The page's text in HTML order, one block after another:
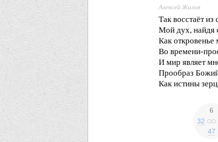
Алексей Жилов
Так восстаёт
Мой дух, найдя
Как откровенье
Во времени-
И мир являет
Прообраз
Как истины
6
32
47